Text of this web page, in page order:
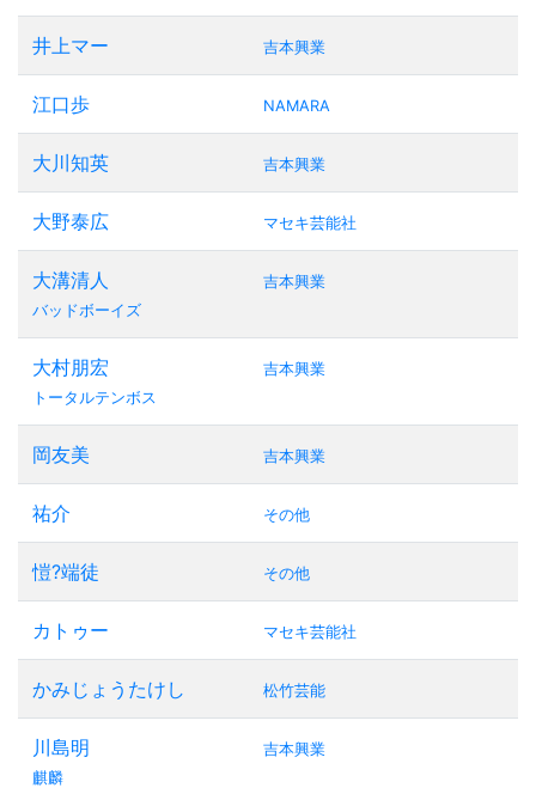
井上マー 吉本興業
江口歩 NAMARA
大川知英 吉本興業
大野泰広 マセキ芸能社
大溝清人
バッドボーイズ
吉本興業
大村朋宏
トータルテンボス
吉本興業
岡友美 吉本興業
祐介 その他
愷?端徒 その他
カトゥー マセキ芸能社
かみじょうたけし 松竹芸能
川島明
麒麟
吉本興業